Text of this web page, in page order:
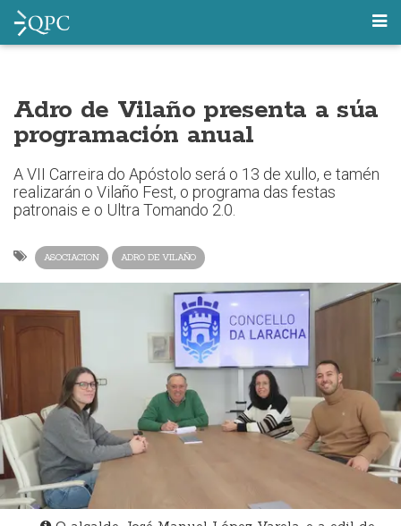
Adro de Vilaño presenta a súa
programación anual
A VII Carreira do Apóstolo será o 13 de xullo, e tamén
realizarán o Vilaño Fest, o programa das festas
patronais e o Ultra Tomando 2.0.
ASOCIACION ADRO DE VILAÑO